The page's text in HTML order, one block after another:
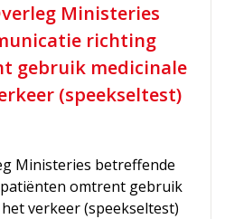
Ministeries
richting
gebruik medicinale
(speekseltest)
Ministeries betreffende
omtrent gebruik
verkeer (speekseltest)